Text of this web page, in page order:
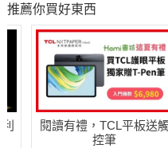
通過學會理解、療癒、釋放；
生命的更深層源頭，包括內
所湧出的創造性能量，開創
造力之源，其強大遠超乎你
時機成熟，這屬光的自我本
永遠改變你的生命。
念減壓之父卡巴金
的靜觀練習課
課，教你
王，「說
人生！
推薦你買好東西
閱讀有禮，TCL平板送觸
控筆